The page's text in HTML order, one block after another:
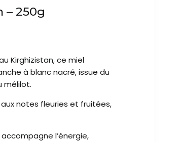
– 250g
Kirghizistan, ce miel
à blanc nacré, issue du
mélilot.
notes fleuries et fruitées,
accompagne l’énergie,